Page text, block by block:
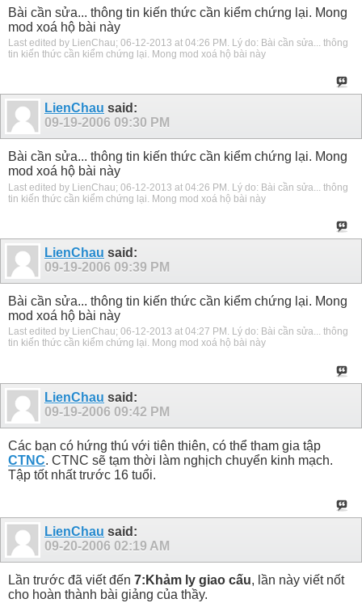
Bài cần sửa... thông tin kiến thức cần kiểm chứng lại. Mong
mod xoá hộ bài này
Last edited by LienChau; 06-12-2013 at 04:26 PM. Lý do: Bài cần sửa... thông
tin kiến thức cần kiểm chứng lại. Mong mod xoá hộ bài này
LienChau said:
09-19-2006 09:30 PM
Bài cần sửa... thông tin kiến thức cần kiểm chứng lại. Mong
mod xoá hộ bài này
Last edited by LienChau; 06-12-2013 at 04:26 PM Lý do: Bài cần sửa... thông
tin kiến thức cần kiểm chứng lại. Mong mod xoá hộ bài này
LienChau said:
09-19-2006 09:39 PM
Bài cần sửa... thông tin kiến thức cần kiểm chứng lại. Mong
mod xoá hộ bài này
Last edited by LienChau; 06-12-2013 at 04:27 PM . Lý do: Bài cần sửa... thông
tin kiến thức cần kiểm chứng lại. Mong mod xoá hộ bài này
LienChau said:
09-19-2006 09:42 PM
Các bạn có hứng thú với tiên thiên, có thể tham gia tập
CTNC. CTNC sẽ tạm thời làm nghịch chuyển kinh mạch.
Tập tốt nhất trước 16 tuổi.
LienChau said:
09-20-2006 02:19 AM
Lần trước đã viết đến 7:Khảm ly giao cấu, lần này viết nốt
cho hoàn thành bài giảng của thầy.